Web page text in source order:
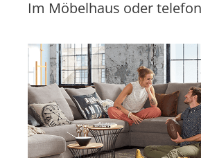
Im Möbelhaus oder